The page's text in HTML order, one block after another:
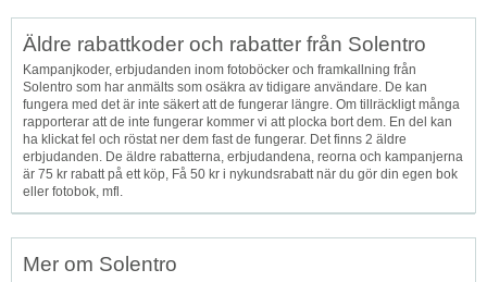
Äldre rabattkoder och rabatter från Solentro
Kampanjkoder, erbjudanden inom fotoböcker och framkallning från
Solentro som har anmälts som osäkra av tidigare användare. De kan
fungera med det är inte säkert att de fungerar längre. Om tillräckligt många
rapporterar att de inte fungerar kommer vi att plocka bort dem. En del kan
ha klickat fel och röstat ner dem fast de fungerar. Det finns 2 äldre
erbjudanden. De äldre rabatterna, erbjudandena, reorna och kampanjerna
är 75 kr rabatt på ett köp, Få 50 kr i nykundsrabatt när du gör din egen bok
eller fotobok, mfl.
Mer om Solentro